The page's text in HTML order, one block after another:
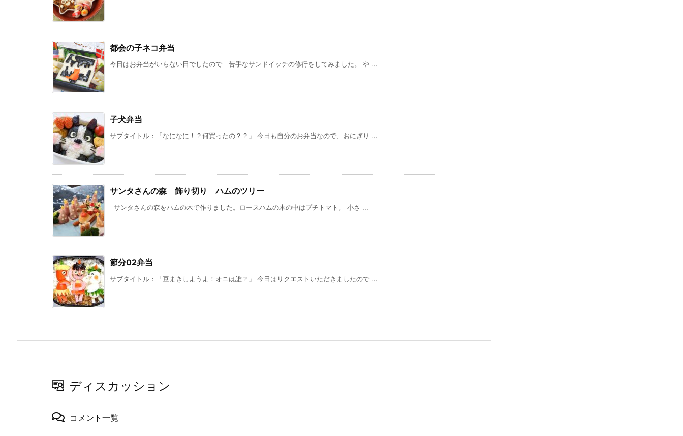
都会の子ネコ弁当
今日はお弁当がいらない日でしたので 苦手なサンドイッチの修行をしてみました。 や ...
子犬弁当
サブタイトル：「なになに！？何買ったの？？」 今日も自分のお弁当なので、おにぎり ...
サンタさんの森 飾り切り ハムのツリー
サンタさんの森をハムの木で作りました。ロースハムの木の中はプチトマト。 小さ ...
節分02弁当
サブタイトル：「豆まきしようよ！オニは誰？」 今日はリクエストいただきましたので ...
ディスカッション
コメント一覧